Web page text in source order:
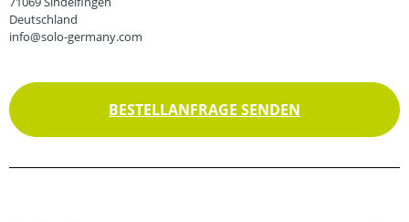
Deutschland
info@solo-germany.com
BESTELLANFRAGE SENDEN